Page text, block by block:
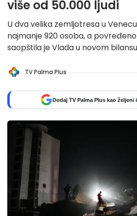
više od 50.000 ljudi
U dva velika zemljotresa u
najmanje 920 osoba, a
saopštila je Vlada u novom
TV Palma Plus
Dodaj TV Palma Plus kao željeni